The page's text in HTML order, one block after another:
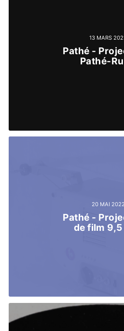
13 MARS
Pathé -
Pathé-
20 MAI 2022
Pathé -
de film